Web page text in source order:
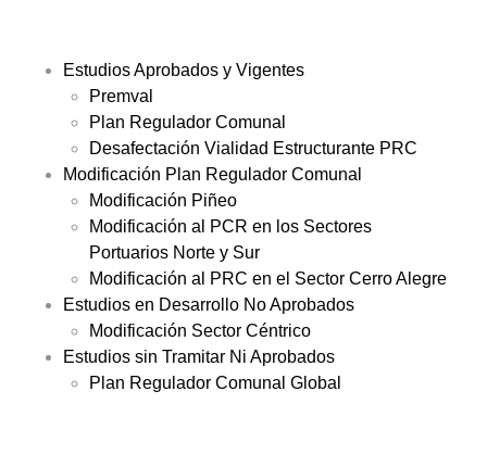
Estudios Aprobados y Vigentes
Premval
Plan Regulador Comunal
Desafectación Vialidad Estructurante PRC
Modificación Plan Regulador Comunal
Modificación Piñeo
Modificación al PCR en los Sectores
Portuarios Norte y Sur
Modificación al PRC en el Sector Cerro Alegre
Estudios en Desarrollo No Aprobados
Modificación Sector Céntrico
Estudios sin Tramitar Ni Aprobados
Plan Regulador Comunal Global